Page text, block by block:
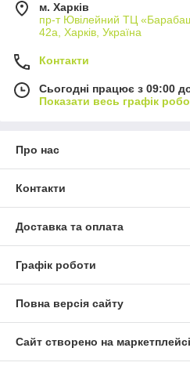
м. Харків
пр-т Ювілейний ТЦ
42а, Харків, Україна
Контакти
Сьогодні працює з 09:00
Показати весь графік
Про нас
Контакти
Доставка та оплата
Графік роботи
Повна версія сайту
Сайт створено на маркетплейсі